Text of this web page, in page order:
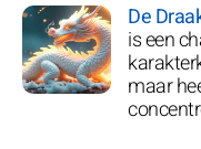
De
is een
maar